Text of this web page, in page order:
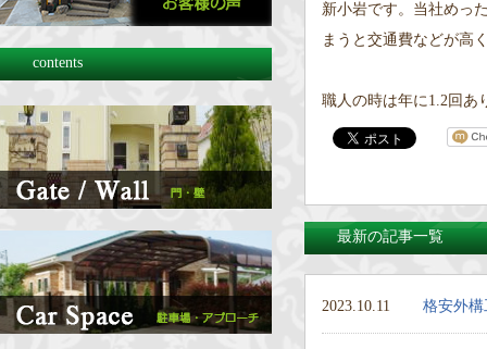
新小岩です。当社めっ
まうと交通費などが高
職人の時は年に1.2回あ
最新の記事一覧
2023.10.11 格安外
contents